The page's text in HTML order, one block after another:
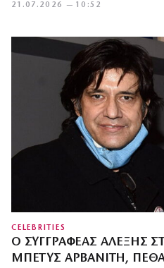
21.07.2026 — 10:52
CELEBRITIES
Ο ΣΥΓΓΡΑΦΈΑΣ ΑΛΈΞΗΣ
ΜΠΈΤΥΣ ΑΡΒΑΝΊΤΗ,